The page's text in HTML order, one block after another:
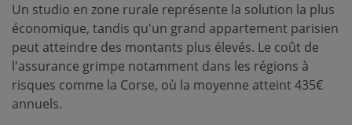
Un studio en zone rurale représente la solution la plus
économique, tandis qu'un grand appartement parisien
peut atteindre des montants plus élevés. Le coût de
l'assurance grimpe notamment dans les régions à
risques comme la Corse, où la moyenne atteint 435€
annuels.